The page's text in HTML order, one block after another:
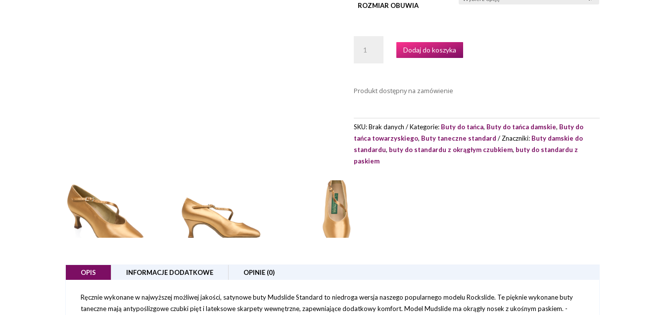
ROZMIAR OBUWIA
BUTY
RAY
118
Dodaj do koszyka
Produkt dostępny na zamówienie
SKU:Brak danych Kategorie: Buty do tańca, Buty do tańca damskie, Buty do
tańca towarzyskiego, Buty taneczne standard Znaczniki: Buty damskie do
standardu, buty do standardu z okrągłym czubkiem, buty do standardu z
paskiem
OPIS INFORMACJE DODATKOWE OPINIE (0)
Ręcznie wykonane w najwyższej możliwej jakości, satynowe buty Mudslide Standard to niedroga wersja naszego popularnego modelu Rockslide. Te pięknie wykonane buty
taneczne mają antypoślizgowe czubki pięt i lateksowe skarpety wewnętrzne, zapewniające dodatkowy komfort. Model Mudslide ma okrągły nosek z ukośnym paskiem. -